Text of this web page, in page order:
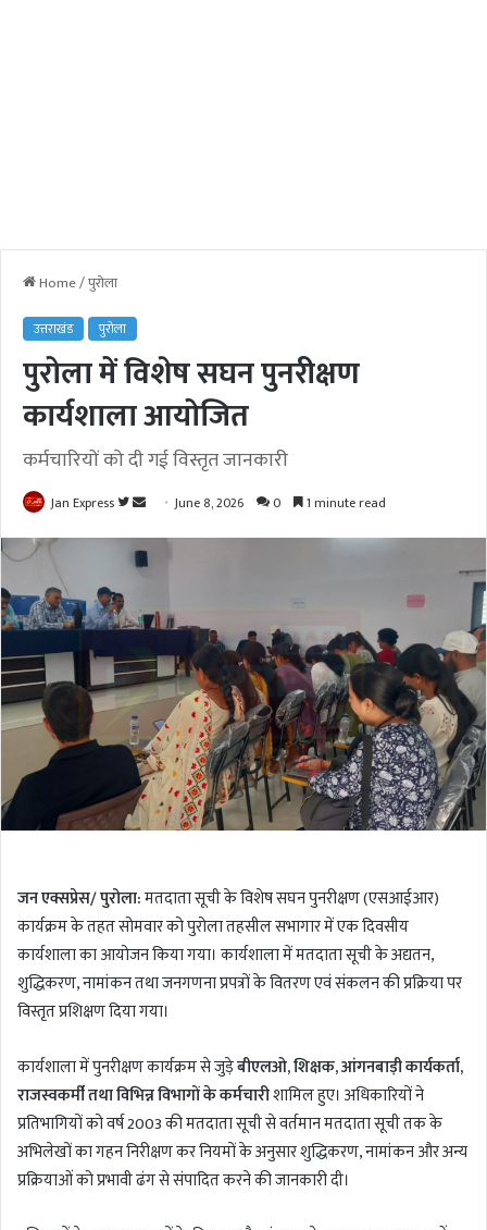
Home/पुरोला
उत्तराखंड पुरोला
पुरोला में विशेष सघन पुनरीक्षण
कार्यशाला आयोजित
कर्मचारियों को दी गई विस्तृत जानकारी
Jan Express
F
l
w
o
n
T
w
i
t
t
n
n
e
m
i
l
June 8, 2026 0 1 minute read
जन एक्सप्रेस/ पुरोला:मतदाता सूची के विशेष सघन पुनरीक्षण (एसआईआर)
कार्यक्रम के तहत सोमवार को पुरोला तहसील सभागार में एक दिवसीय
कार्यशाला का आयोजन किया गया। कार्यशाला में मतदाता सूची के अद्यतन,
शुद्धिकरण, नामांकन तथा जनगणना प्रपत्रों के वितरण एवं संकलन की प्रक्रिया पर
विस्तृत प्रशिक्षण दिया गया।
कार्यशाला में पुनरीक्षण कार्यक्रम से जुड़ेबीएलओ, शिक्षक, आंगनबाड़ी कार्यकर्ता,
राजस्वकर्मी तथा विभिन्न विभागों के कर्मचारीशामिल हुए। अधिकारियों ने
प्रतिभागियों को वर्ष 2003 की मतदाता सूची से वर्तमान मतदाता सूची तक के
अभिलेखों का गहन निरीक्षण कर नियमों के अनुसार शुद्धिकरण, नामांकन और अन्य
प्रक्रियाओं को प्रभावी ढंग से संपादित करने की जानकारी दी।